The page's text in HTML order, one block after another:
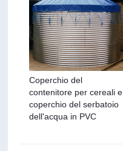
Coperchio del
contenitore per cereali e
coperchio del serbatoio
dell'acqua in PVC